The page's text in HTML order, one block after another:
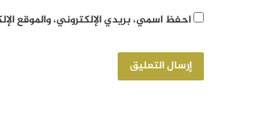
احفظ اسمي، بريدي الإلكتروني، والموقع